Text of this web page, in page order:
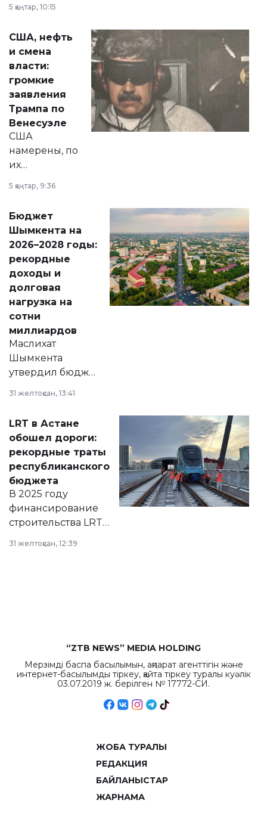
сразу несколько
актуальных тем —
от слухов о
политических
реформах до
вопросов армии,
экономики и
личного здоровья.
5 қаңтар, 10:15
США, нефть
и смена
власти:
громкие
заявления
Трампа по
Венесуэле
США
намерены, по
их
принести
народу
Венесуэлы.
5 қаңтар, 9:36
Бюджет
Шымкента на
2026–2028 годы:
рекордные
доходы и
долговая
нагрузка на
сотни
миллиардов
Маслихат
Шымкента
утвердил бюджет
2028 годы.
документ
появился в базе
нормативных
правовых актов и
на сайте маслихат
города.
31 желтоқсан, 13:41
LRT в Астане
обошел дороги:
рекордные траты
республиканского
бюджета
В 2025 году
финансирование
строительства LRT
республиканского
31 желтоқсан, 12:39
“ZTB NEWS” MEDIA HOLDING
Мерзімді баспа басылымын, ақпарат агенттігін және
интернет-басылымды тіркеу, қайта тіркеу туралы куәлік
03.07.2019 ж. берілген № 17772-СИ.
ЖОБА ТУРАЛЫ
РЕДАКЦИЯ
БАЙЛАНЫСТАР
ЖАРНАМА